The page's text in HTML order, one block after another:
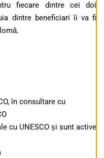
fiecare dintre cei doi
dintre beneficiari îi va fi
în consultare cu
cu UNESCO și sunt active